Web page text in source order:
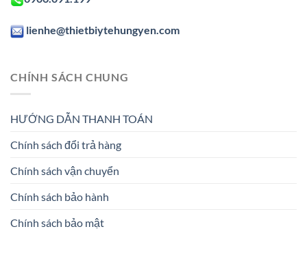
lienhe@thietbiytehungyen.com
CHÍNH SÁCH CHUNG
HƯỚNG DẪN THANH TOÁN
Chính sách đổi trả hàng
Chính sách vận chuyển
Chính sách bảo hành
Chính sách bảo mật